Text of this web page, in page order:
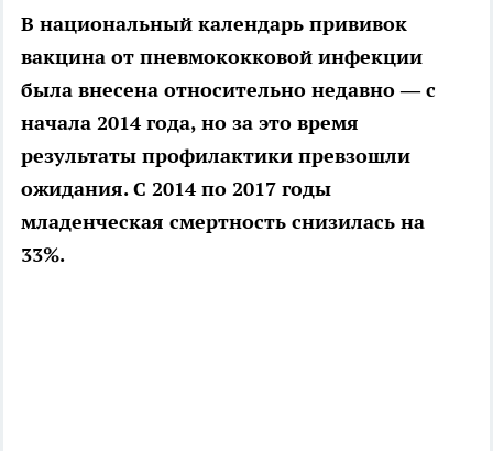
В национальный календарь прививок
вакцина от пневмококковой инфекции
была внесена относительно недавно — с
начала 2014 года, но за это время
результаты профилактики превзошли
ожидания. С 2014 по 2017 годы
младенческая смертность снизилась на
33%.